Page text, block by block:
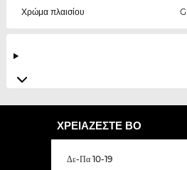
Χρώμα πλαισίου
ΧΡΕΙΆΖΕΣΤΕ ΒΟ
Δε-Πα 10-19